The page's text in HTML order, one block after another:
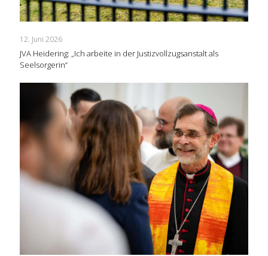
12. Juni 2026
JVA Heidering: „Ich arbeite in der Justizvollzugsanstalt als
Seelsorgerin“